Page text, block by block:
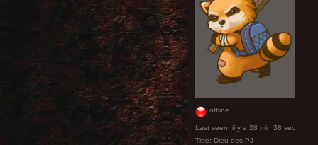
offline
Last seen: il y a 28 min 38 sec
Titre: Dieu des PJ